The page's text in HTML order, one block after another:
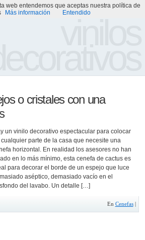
Acerca de Galería de Vinilos Decorativos
o cristales con una
un vinilo decorativo espectacular para colocar
parte de la casa que necesite una
horizontal. En realidad los asesores no han
en lo más mínimo, esta cenefa de cactus es
para decorar el borde de un espejo que luce
aséptico, demasiado vacío en el
del lavabo. Un detalle […]
En Cenefas|
web entendemos que aceptas nuestra política de
Más información Entendido